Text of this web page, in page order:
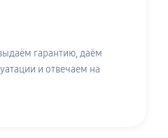
гарантию, даём
и отвечаем на